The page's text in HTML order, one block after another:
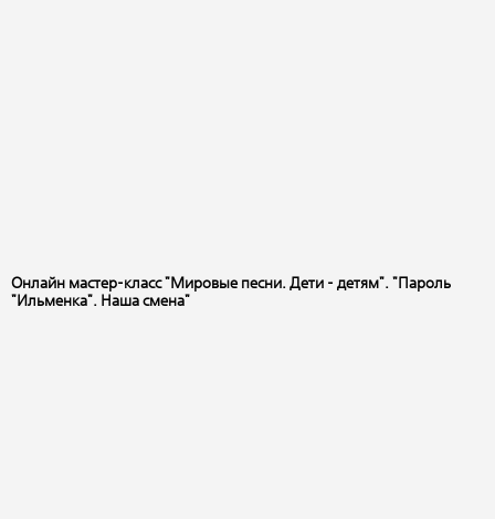
Онлайн мастер-класс "Мировые песни. Дети - детям". "Пароль
"Ильменка". Наша смена"